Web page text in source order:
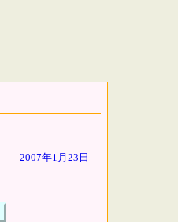
2007年1月23日